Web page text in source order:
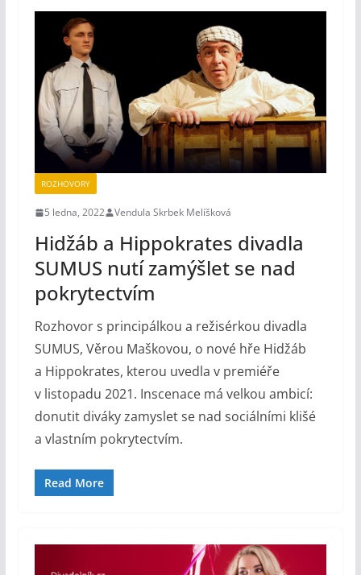
ROZHOVORY
5 ledna, 2022 Vendula Skrbek Melíšková
Hidžáb a Hippokrates divadla
SUMUS nutí zamýšlet se nad
pokrytectvím
Rozhovor s principálkou a režisérkou divadla
SUMUS, Věrou Maškovou, o nové hře Hidžáb
a Hippokrates, kterou uvedla v premiéře
v listopadu 2021. Inscenace má velkou ambicí:
donutit diváky zamyslet se nad sociálními klišé
a vlastním pokrytectvím.
Read More